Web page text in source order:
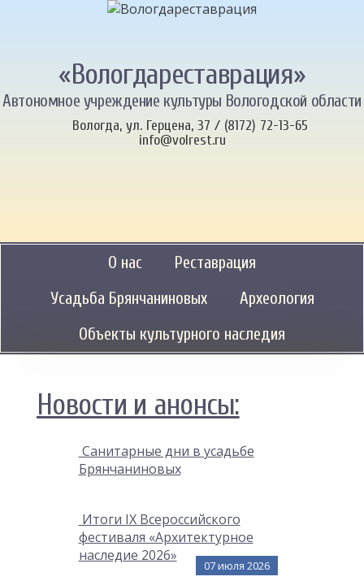
«Вологдареставрация»
Автономное учреждение культуры Вологодской области
Вологда, ул. Герцена, 37 / (8172) 72-13-65
info@volrest.ru
О нас
Реставрация
Усадьба Брянчаниновых
Археология
Объекты культурного наследия
Новости и анонсы:
07 июля 2026
Cанитарные дни в усадьбе
Брянчаниновых
Итоги IX Всероссийского
фестиваля «Архитектурное
наследие 2026»